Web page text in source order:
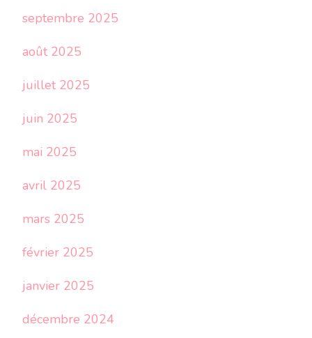
septembre 2025
août 2025
juillet 2025
juin 2025
mai 2025
avril 2025
mars 2025
février 2025
janvier 2025
décembre 2024